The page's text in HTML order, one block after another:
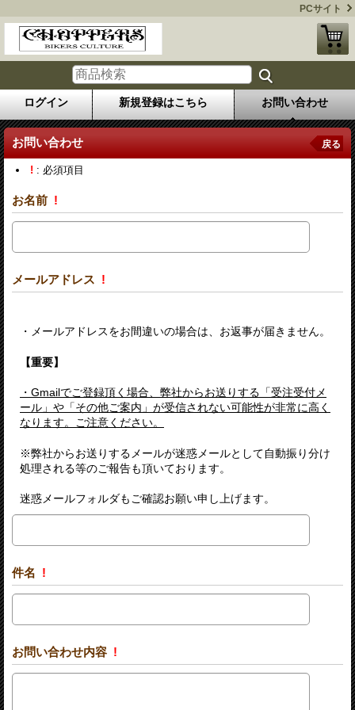
PCサイト
ログイン 新規登録はこちら お問い合わせ
お問い合わせ 戻る
! : 必須項目
お名前 !
メールアドレス !
・メールアドレスをお間違いの場合は、お返事が届きません。
【重要】
・Gmailでご登録頂く場合、弊社からお送りする「受注受付メ
ール」や「その他ご案内」が受信されない可能性が非常に高く
なります。ご注意ください。
※弊社からお送りするメールが迷惑メールとして自動振り分け
処理される等のご報告も頂いております。
迷惑メールフォルダもご確認お願い申し上げます。
件名 !
お問い合わせ内容 !